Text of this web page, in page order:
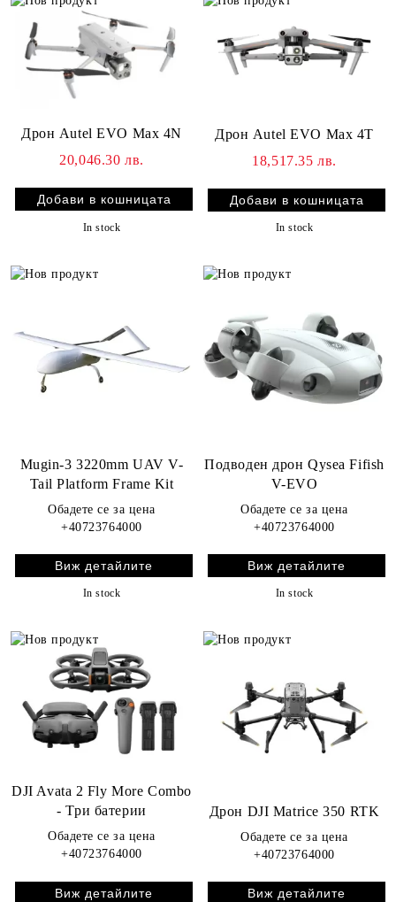
Дрон Autel EVO Max 4N
20,046.30 лв.
In stock
Дрон Autel EVO Max 4T
18,517.35 лв.
In stock
Mugin-3 3220mm UAV V-
Tail Platform Frame Kit
Обадете се за цена
+40723764000
Виж детайлите
In stock
Подводен дрон Qysea Fifish
V-EVO
Обадете се за цена
+40723764000
Виж детайлите
In stock
DJI Avata 2 Fly More Combo
- Три батерии
Обадете се за цена
+40723764000
Виж детайлите
Дрон DJI Matrice 350 RTK
Обадете се за цена
+40723764000
Виж детайлите